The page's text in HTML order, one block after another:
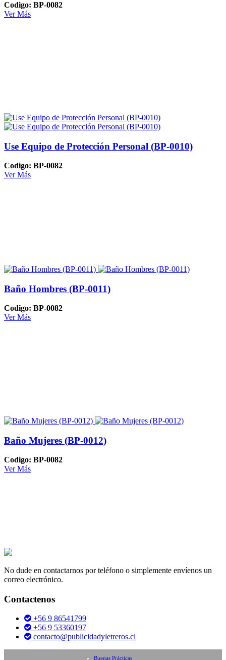
Codigo: BP-0082
Ver Más
Use Equipo de Protección Personal (BP-0010)
Codigo: BP-0082
Ver Más
Baño Hombres (BP-0011)
Codigo: BP-0082
Ver Más
Baño Mujeres (BP-0012)
Codigo: BP-0082
Ver Más
No dude en contactarnos por teléfono o simplemente envíenos un
correo electrónico.
Contactenos
+56 9 86541799
+56 9 53360197
contacto@publicidadyletreros.cl
Buenas Prácticas